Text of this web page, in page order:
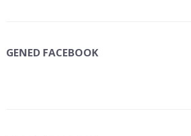
GENED FACEBOOK